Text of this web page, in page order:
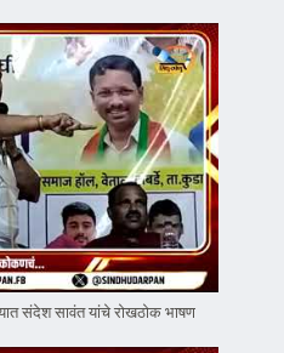
संदेश सावंत यांचे रोखठोक भाषण